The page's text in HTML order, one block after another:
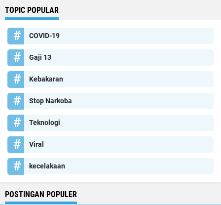
TOPIC POPULAR
COVID-19
Gaji 13
Kebakaran
Stop Narkoba
Teknologi
Viral
kecelakaan
POSTINGAN POPULER